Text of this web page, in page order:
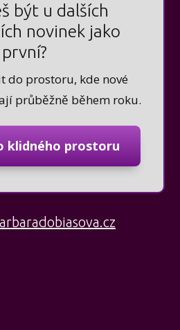
být u dalších
novinek jako
první?
do prostoru, kde nové
průběžně během roku.
klidného prostoru